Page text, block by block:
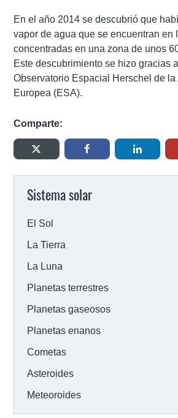
En el año 2014 se descubrió que
vapor de agua que se encuentran en
concentradas en una zona de unos
Este descubrimiento se hizo gracias
Observatorio Espacial Herschel de la
Europea (ESA).
Comparte:
Sistema solar
El Sol
La Tierra
La Luna
Planetas terrestres
Planetas gaseosos
Planetas enanos
Cometas
Asteroides
Meteoroides